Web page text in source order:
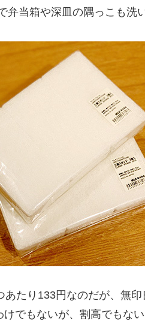
弁当箱や深皿の隅っこも洗
あたり133円なのだが、無
でもないが、割高でもない